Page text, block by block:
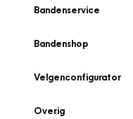
Bandenservice
Bandenshop
Velgenconfigurator
Overig